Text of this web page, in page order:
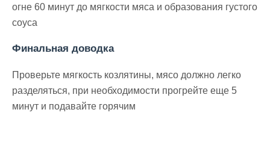
огне 60 минут до мягкости мяса и образования густого
соуса
Финальная доводка
Проверьте мягкость козлятины, мясо должно легко
разделяться, при необходимости прогрейте еще 5
минут и подавайте горячим